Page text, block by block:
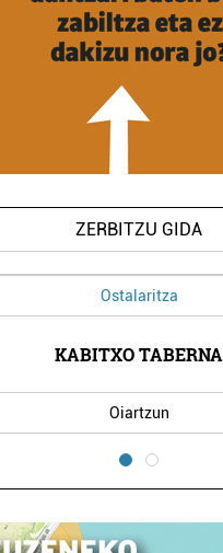
ZERBITZU GIDA
Ostalaritza
KABITXO TABERNA
Oiartzun